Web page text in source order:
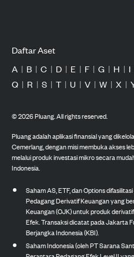
Daftar Aset
A | B | C | D | E | F | G | H | I
Q | R | S | T | U | V | W | X |
©2026Pluang. All rights reserved.
Pluang adalah aplikasi finansial yang
Cemerlang, dengan misi membuka akses
melalui produk investasi mikro secara
Indonesia.
Saham AS, ETF, dan Options
Pedagang Derivatif Keuangan yang
Keuangan (OJK) untuk produk
Efek. Transaksi dicatat pada Jakarta
Berjangka Indonesia (KBI).
Saham Indonesia (oleh PT Sarana